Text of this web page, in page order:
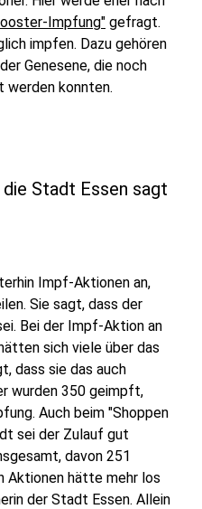
Impfung" gefragt.
impfen. Dazu gehören
Genesene, die noch
werden konnten.
Stadt Essen sagt
Impf-Aktionen an,
Sie sagt, dass der
Bei der Impf-Aktion an
sich viele über das
dass sie das auch
wurden 350 geimpft,
Auch beim "Shoppen
sei der Zulauf gut
davon 251
Aktionen hätte mehr los
der Stadt Essen. Allein